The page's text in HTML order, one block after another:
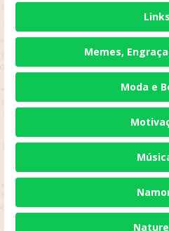
Links
Memes,
Moda e